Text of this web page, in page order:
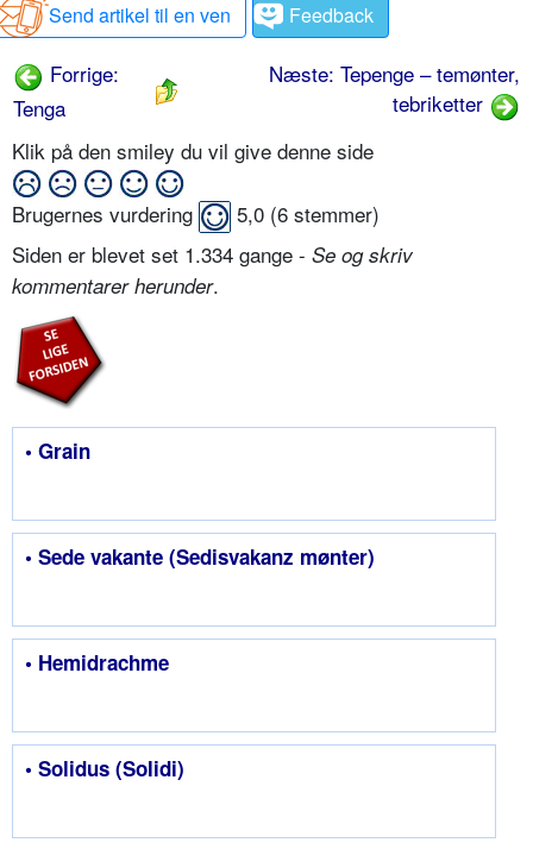
Send artikel til en ven
Feedback
Forrige:
Tenga
Næste: Tepenge – temønter,
tebriketter
Klik på den smiley du vil give denne side
Brugernes vurdering 5,0 (6 stemmer)
Siden er blevet set 1.334 gange - Se og skriv
kommentarer herunder.
• Grain
• Sede vakante (Sedisvakanz mønter)
• Hemidrachme
• Solidus (Solidi)